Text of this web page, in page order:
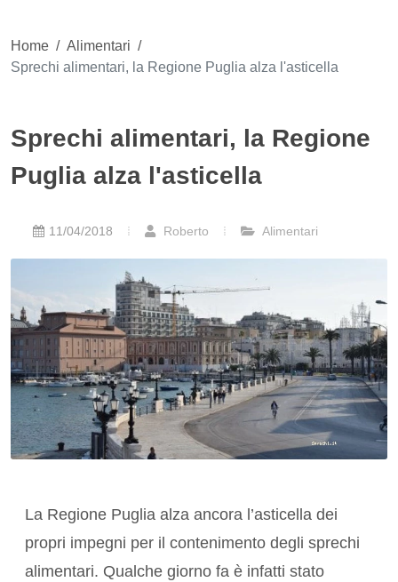
Home / Alimentari /
Sprechi alimentari, la Regione Puglia alza l'asticella
Sprechi alimentari, la Regione
Puglia alza l'asticella
11/04/2018 Roberto Alimentari
La Regione Puglia alza ancora l’asticella dei
propri impegni per il contenimento degli sprechi
alimentari. Qualche giorno fa è infatti stato